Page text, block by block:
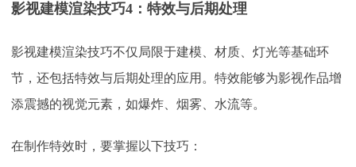
影视建模渲染技巧4：特效与后期处理
影视建模渲染技巧不仅局限于建模、材质、灯光等基础环
节，还包括特效与后期处理的应用。特效能够为影视作品增
添震撼的视觉元素，如爆炸、烟雾、水流等。
在制作特效时，要掌握以下技巧：